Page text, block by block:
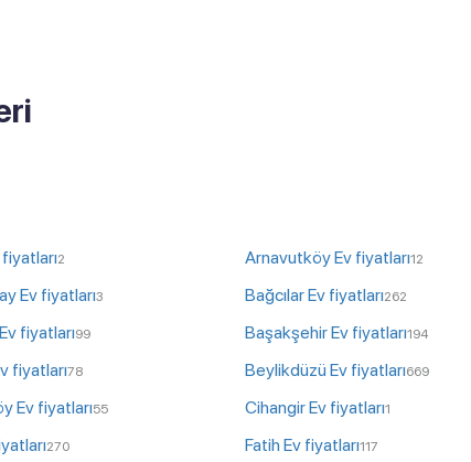
2 Arnavutköy Ev fiyatları12
Ev fiyatları3 Bağcılar Ev fiyatları262
fiyatları99 Başakşehir Ev fiyatları194
fiyatları78 Beylikdüzü Ev fiyatları669
Ev fiyatları55 Cihangir Ev fiyatları1
270 Fatih Ev fiyatları117